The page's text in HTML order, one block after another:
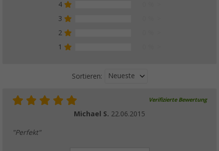
4
3
2
1
Sortieren: Neueste
Verifizierte Bewertung
Michael S. 22.06.2015
"Perfekt"